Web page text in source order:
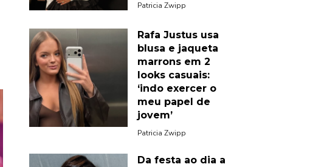
Patricia Zwipp
Rafa Justus usa
blusa e jaqueta
marrons em 2
looks casuais:
‘indo exercer o
meu papel de
jovem’
Patricia Zwipp
Da festa ao dia a